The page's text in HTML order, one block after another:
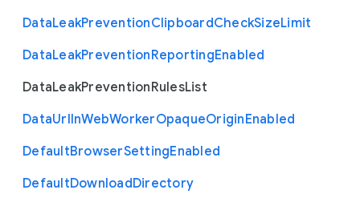
DataLeakPreventionClipboardCheckSizeLimit
DataLeakPreventionReportingEnabled
DataLeakPreventionRulesList
DataUrlInWebWorkerOpaqueOriginEnabled
DefaultBrowserSettingEnabled
DefaultDownloadDirectory